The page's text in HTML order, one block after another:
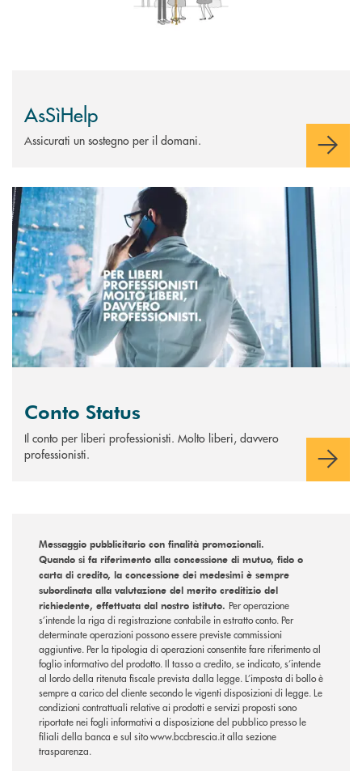
AsSìHelp
Assicurati un sostegno per il domani.
Scopri di più Conto Status
Conto Status
Il conto per liberi professionisti. Molto liberi, davvero
professionisti.
Messaggio pubblicitario con finalità promozionali.
Quando si fa riferimento alla concessione di mutuo, fido o
carta di credito, la concessione dei medesimi è sempre
subordinata alla valutazione del merito creditizio del
richiedente, effettuata dal nostro istituto. Per operazione
s’intende la riga di registrazione contabile in estratto conto. Per
determinate operazioni possono essere previste commissioni
aggiuntive. Per la tipologia di operazioni consentite fare riferimento al
foglio informativo del prodotto. Il tasso a credito, se indicato, s’intende
al lordo della ritenuta fiscale prevista dalla legge. L’imposta di bollo è
sempre a carico del cliente secondo le vigenti disposizioni di legge. Le
condizioni contrattuali relative ai prodotti e servizi proposti sono
riportate nei fogli informativi a disposizione del pubblico presso le
filiali della banca e sul sito www.bccbrescia.it alla sezione
trasparenza.